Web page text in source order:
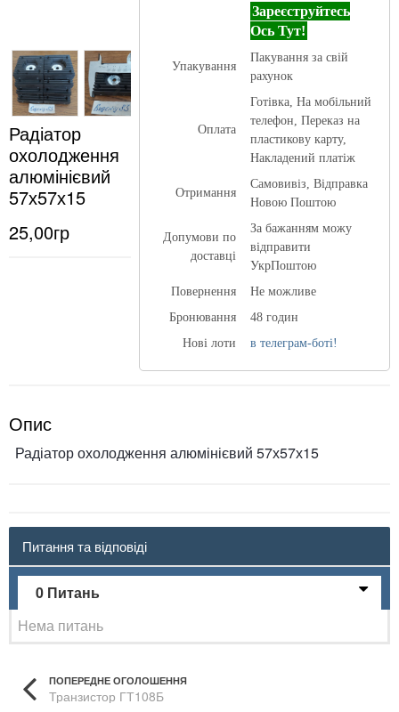
Радіатор
охолодження
алюмінієвий
57х57х15
25,00гр
Зареєструйтесь
Ось Тут!
Упакування
Пакування за свій
рахунок
Оплата
Готівка, На мобільний
телефон, Переказ на
пластикову карту,
Накладений платіж
Отримання
Самовивіз, Відправка
Новою Поштою
Допумови по
доставці
За бажанням можу
відправити
УкрПоштою
Повернення
Не можливе
Бронювання
48 годин
Нові лоти
в телеграм-боті!
Опис
Радіатор охолодження алюмінієвий 57х57х15
Питання та відповіді
0 Питань
Нема питань
ПОПЕРЕДНЕ ОГОЛОШЕННЯ
Транзистор ГТ108Б